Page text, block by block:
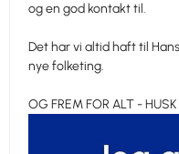
og en god kontakt til.
Det har vi altid haft til
nye folketing.
OG FREM FOR ALT -